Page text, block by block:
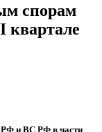
спорам
РФ и ВС РФ в части